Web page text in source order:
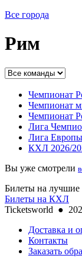
Все города
Рим
Чемпионат
Чемпионат
Чемпионат
Лига
Лига
КХЛ 2026/
Вы уже смотрели
Билеты на лучшие
Билеты на КХЛ
Ticketsworld ●
Доставка и
Контакты
Заказать